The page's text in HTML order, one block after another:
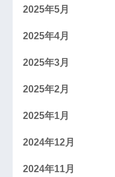
2025年5月
2025年4月
2025年3月
2025年2月
2025年1月
2024年12月
2024年11月